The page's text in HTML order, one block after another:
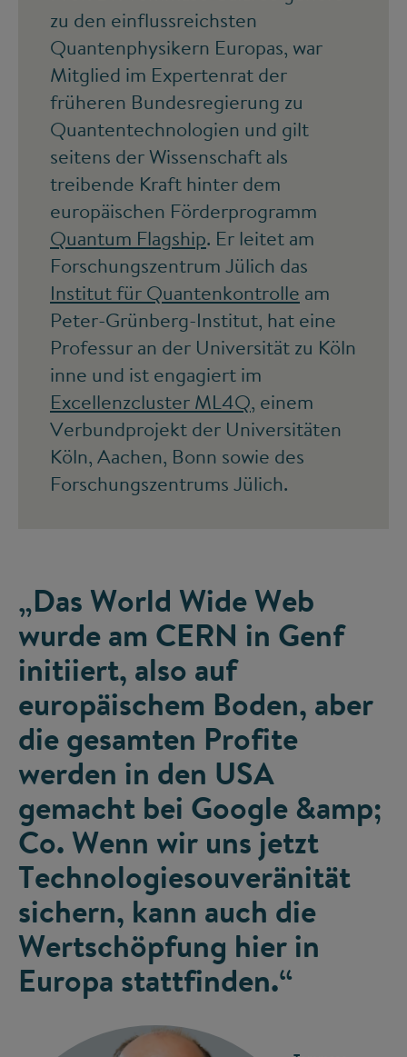
zu den einflussreichsten
Quantenphysikern Europas, war
Mitglied im Expertenrat der
früheren Bundesregierung zu
Quantentechnologien und gilt
seitens der Wissenschaft als
treibende Kraft hinter dem
europäischen Förderprogramm
Quantum Flagship. Er leitet am
Forschungszentrum Jülich das
Institut für Quantenkontrolle am
Peter-Grünberg-Institut, hat eine
Professur an der Universität zu Köln
inne und ist engagiert im
Excellenzcluster ML4Q, einem
Verbundprojekt der Universitäten
Köln, Aachen, Bonn sowie des
Forschungszentrums Jülich.
„Das World Wide Web
wurde am CERN in Genf
initiiert, also auf
europäischem Boden, aber
die gesamten Profite
werden in den USA
gemacht bei Google &amp;
Co. Wenn wir uns jetzt
Technologiesouveränität
sichern, kann auch die
Wertschöpfung hier in
Europa stattfinden.“